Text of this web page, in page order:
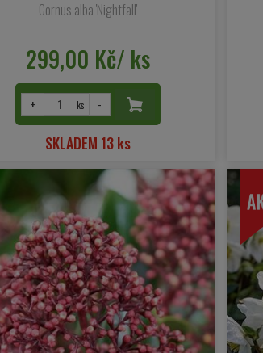
Cornus alba 'Nightfall'
299,00 Kč/ ks
+ ks -
SKLADEM 13 ks